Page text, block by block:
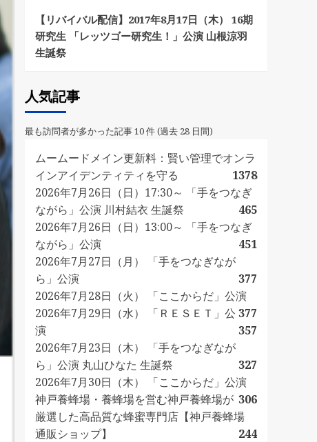
【リバイバル配信】2017年8月17日（木） 16期
研究生 「レッツゴー研究生！」公演 山根涼羽
生誕祭
人気記事
最も訪問者が多かった記事 10 件 (過去 28 日間)
ムームードメイン更新料：賢い管理でオンラ
インアイデンティティを守る
1378
2026年7月26日（日）17:30～ 「手をつなぎ
ながら」公演 川村結衣 生誕祭
465
2026年7月26日（日）13:00～ 「手をつなぎ
ながら」公演
451
2026年7月27日（月） 「手をつなぎなが
ら」公演
377
2026年7月28日（火） 「ここからだ」公演
377
2026年7月29日（水） 「ＲＥＳＥＴ」公
演
357
2026年7月23日（木） 「手をつなぎなが
ら」公演 丸山ひなた 生誕祭
327
2026年7月30日（木） 「ここからだ」公演
306
神戸養蜂場・養蜂場を営む神戸養蜂場が
厳選した高品質な蜂蜜専門店【神戸養蜂場
通販ショップ】
244